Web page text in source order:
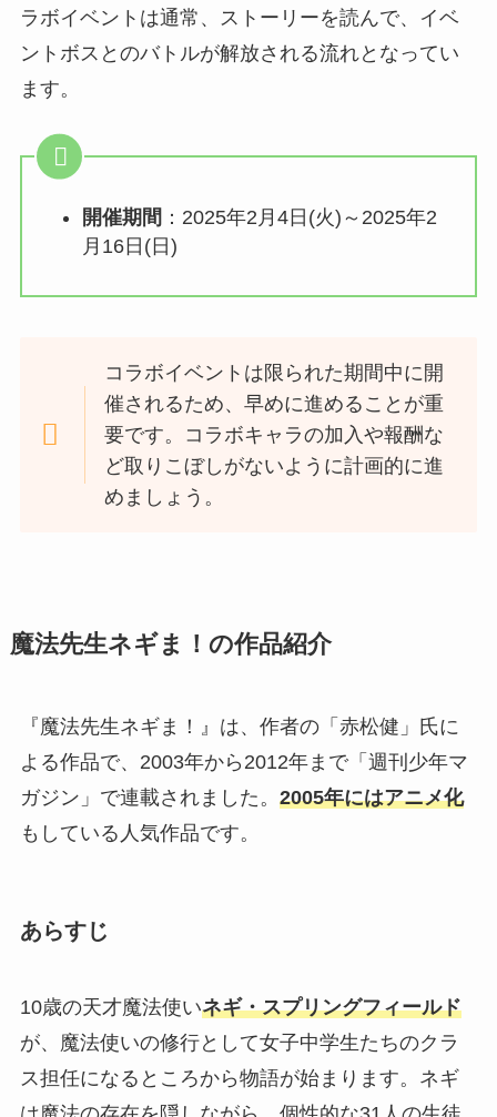
ラボイベントは通常、ストーリーを読んで、イベ
ントボスとのバトルが解放される流れとなってい
ます。
開催期間 ：2025年2月4日(火)～2025年2
月16日(日)
コラボイベントは限られた期間中に開
催されるため、早めに進めることが重
要です。コラボキャラの加入や報酬な
ど取りこぼしがないように計画的に進
めましょう。
魔法先生ネギま！の作品紹介
『魔法先生ネギま！』は、作者の「赤松健」氏に
よる作品で、2003年から2012年まで「週刊少年マ
ガジン」で連載されました。 2005年にはアニメ化
もしている人気作品です。
あらすじ
10歳の天才魔法使いネギ・スプリングフィールド
が、魔法使いの修行として女子中学生たちのクラ
ス担任になるところから物語が始まります。ネギ